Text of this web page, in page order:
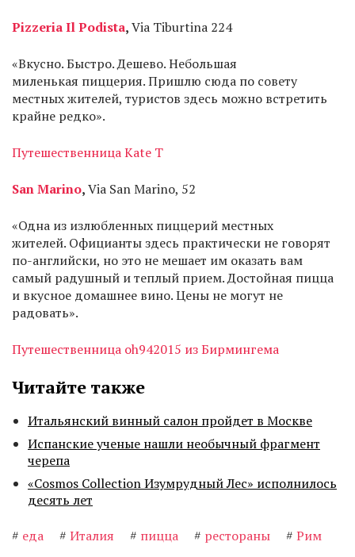
Pizzeria Il Podista,Via Tiburtina 224
«Вкусно. Быстро. Дешево. Небольшая
миленькая пиццерия. Пришлю сюда по совету
местных жителей, туристов здесь можно встретить
крайне редко».
Путешественница Kate T
San Marino,Via San Marino, 52
«Одна из излюбленных пиццерий местных
жителей. Официанты здесь практически не говорят
по-английски, но это не мешает им оказать вам
самый радушный и теплый прием. Достойная пицца
и вкусное домашнее вино. Цены не могут не
радовать».
Путешественница oh942015 из Бирмингема
Читайте также
Итальянский винный салон пройдет в Москве
Испанские ученые нашли необычный фрагмент
черепа
«Cosmos Collection Изумрудный Лес» исполнилось
десять лет
# еда # Италия # пицца # рестораны # Рим